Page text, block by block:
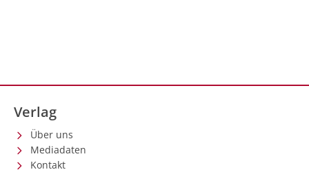
Verlag
Über uns
Mediadaten
Kontakt